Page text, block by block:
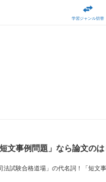
学習ジャンル切替
文事例問題」なら論文の
法試験合格道場」の代名詞！「短文